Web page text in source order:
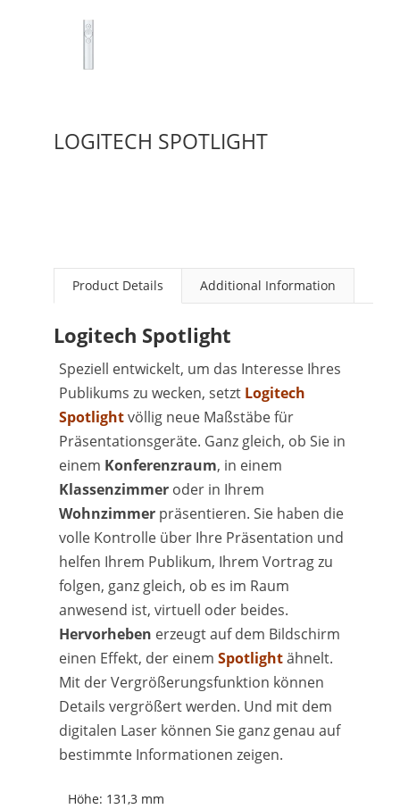
LOGITECH SPOTLIGHT
Product Details Additional Information
Logitech Spotlight
Speziell entwickelt, um das Interesse Ihres
Publikums zu wecken, setzt Logitech
Spotlightvöllig neue Maßstäbe für
Präsentationsgeräte. Ganz gleich, ob Sie in
einem Konferenzraum, in einem
Klassenzimmeroder in Ihrem
Wohnzimmerpräsentieren. Sie haben die
volle Kontrolle über Ihre Präsentation und
helfen Ihrem Publikum, Ihrem Vortrag zu
folgen, ganz gleich, ob es im Raum
anwesend ist, virtuell oder beides.
Hervorheben erzeugt auf dem Bildschirm
einen Effekt, der einem Spotlightähnelt.
Mit der Vergrößerungsfunktion können
Details vergrößert werden. Und mit dem
digitalen Laser können Sie ganz genau auf
bestimmte Informationen zeigen.
Höhe: 131,3 mm